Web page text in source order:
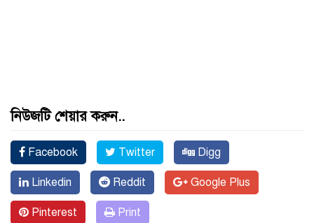
নিউজটি শেয়ার করুন..
Facebook Twitter Digg
Linkedin Reddit Google Plus
Pinterest Print